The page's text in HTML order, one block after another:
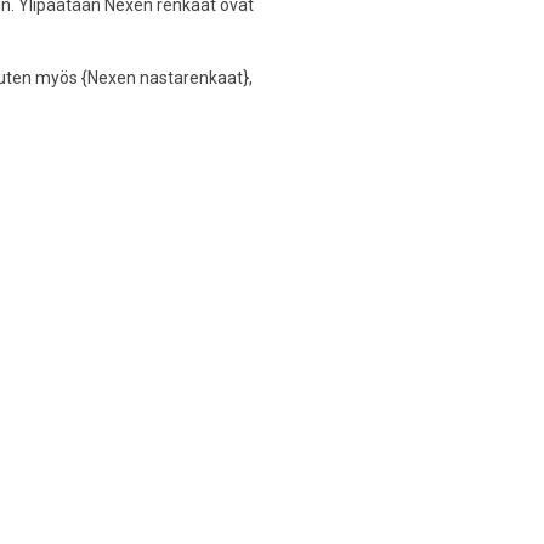
Ylipäätään Nexen renkaat ovat
myös {Nexen nastarenkaat},